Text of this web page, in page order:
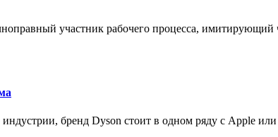
участник рабочего процесса, имитирующий
бренд Dyson стоит в одном ряду с Apple или